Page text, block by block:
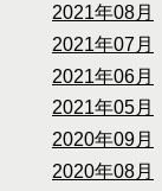
2021年08月
2021年07月
2021年06月
2021年05月
2020年09月
2020年08月